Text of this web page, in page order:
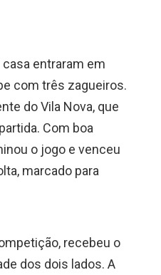
entraram em
com três zagueiros.
do Vila Nova, que
Com boa
o jogo e venceu
marcado para
recebeu o
dos dois lados. A